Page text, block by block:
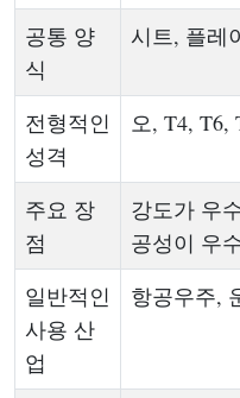
공통 양
식
시트, 플레
전형적인
성격
오, T4, T6,
주요 장
점
강도가 우
공성이 우
일반적인
사용 산
업
항공우주,